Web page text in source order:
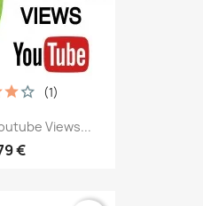
Views...
€
(1)